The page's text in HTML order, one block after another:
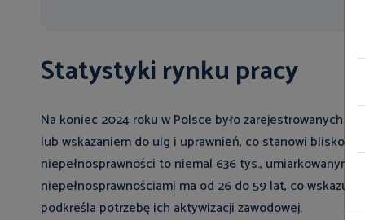
Statystyki rynku pracy
Na koniec 2024 roku w Polsce było zarejestrowanych
lub wskazaniem do ulg i uprawnień, co stanowi blisko
niepełnosprawności to niemal 636 tys., umiarkowanym –
niepełnosprawnościami ma od 26 do 59 lat, co
podkreśla potrzebę ich aktywizacji zawodowej.